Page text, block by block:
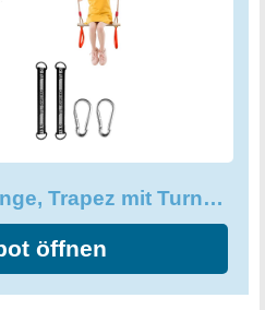
+ 2 dreieckige
Schwenkring. Das Seil des
und ist von 190 cm bis 110
des Seils beträgt 1 cm
unter der Stange ist leicht
und Ihrer Familie den Spaß
Trapezschaukel Ringe, Trapez mit Turnringen aus Holz
öffnen